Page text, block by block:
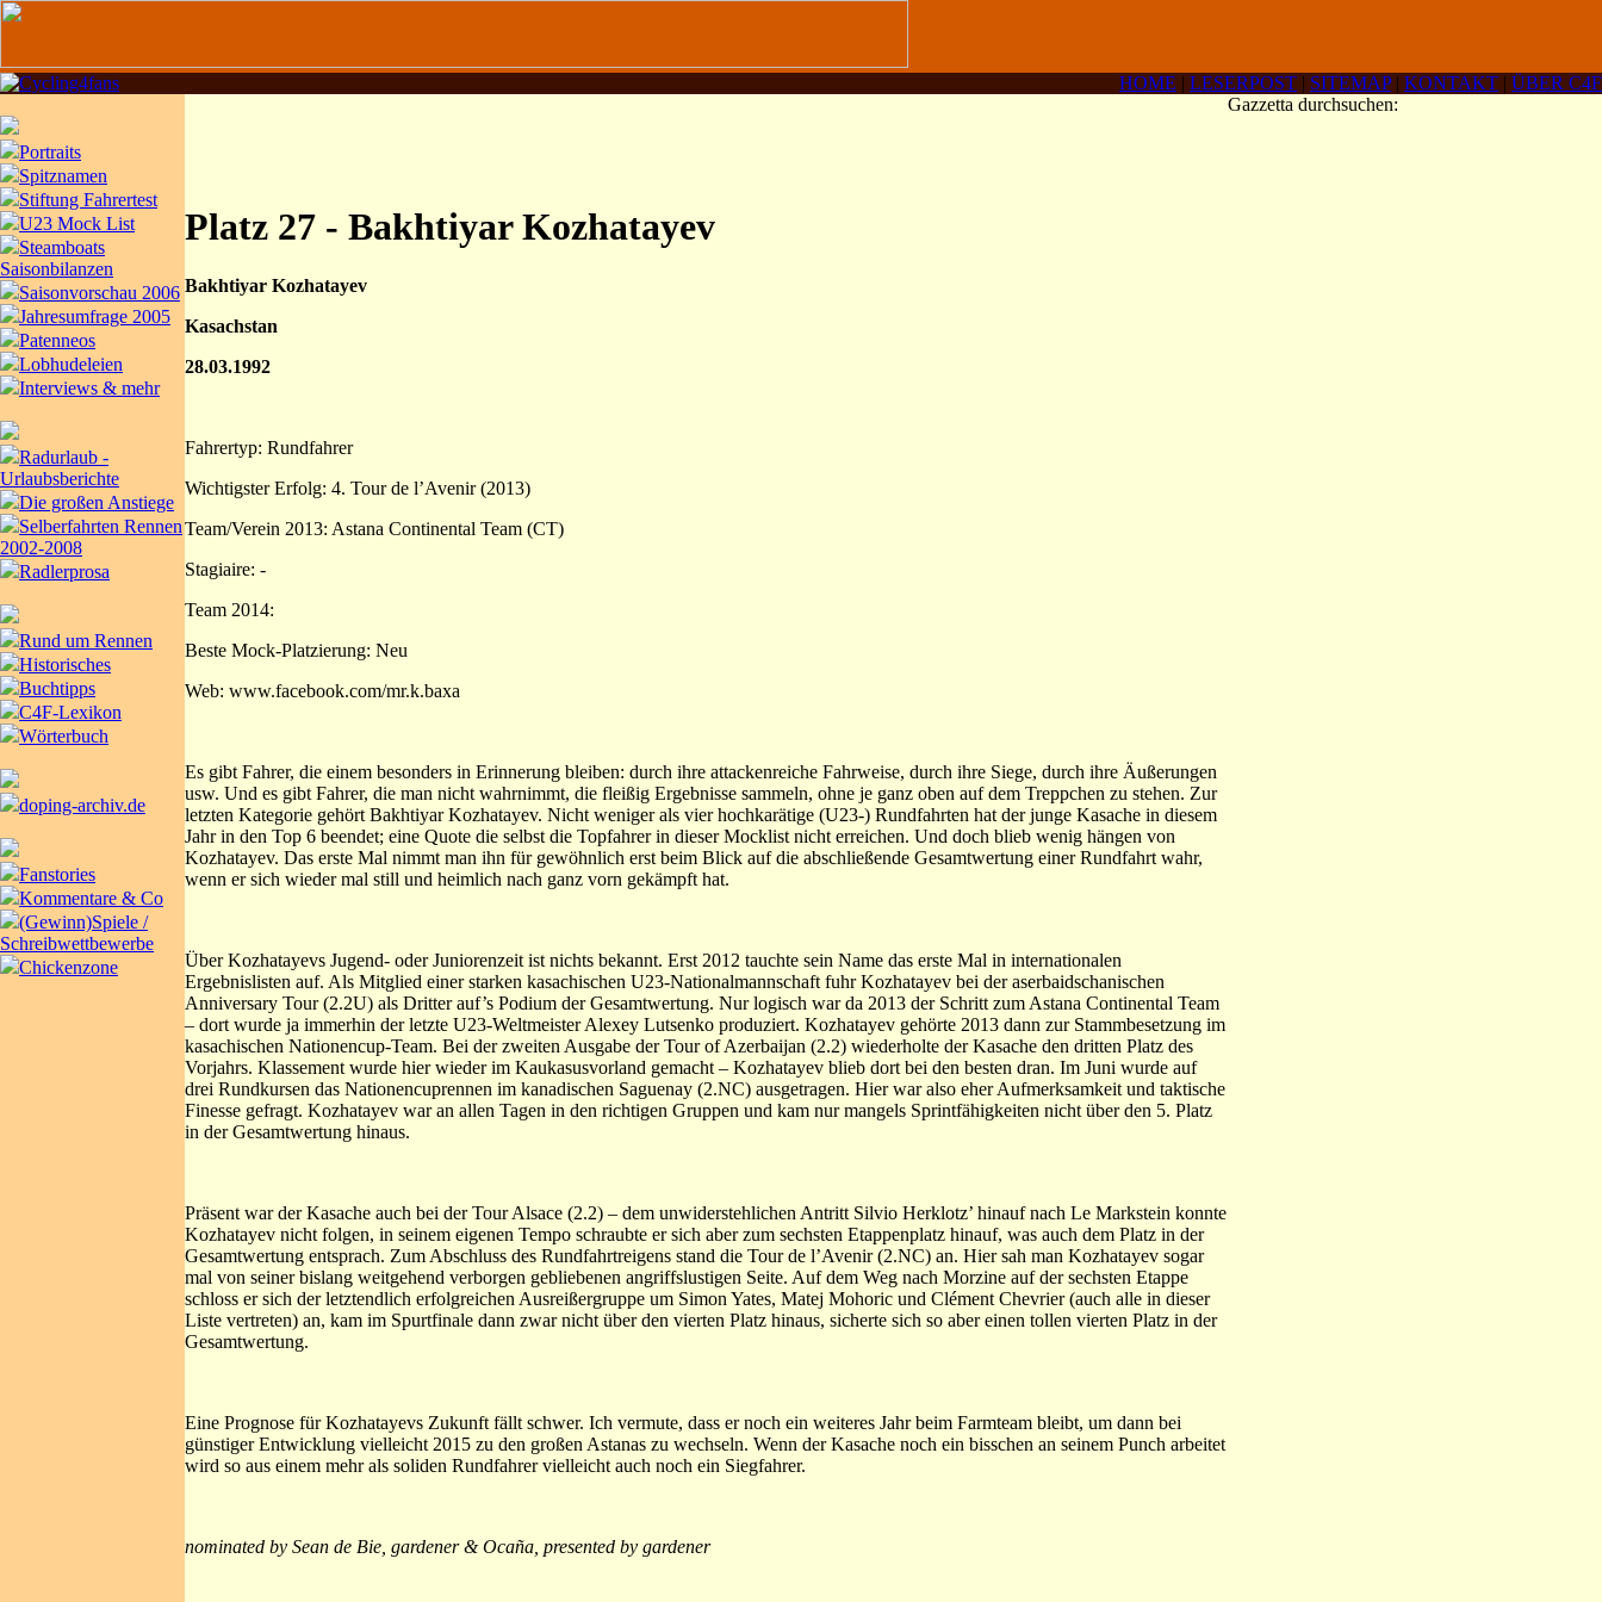
HOME | LESERPOST | SITEMAP| KONTAKT | ÜBER C4F
Portraits
Spitznamen
Stiftung Fahrertest
U23 Mock List
Steamboats
Saisonbilanzen
Saisonvorschau 2006
Jahresumfrage 2005
Patenneos
Lobhudeleien
Interviews & mehr
Radurlaub -
Urlaubsberichte
Die großen Anstiege
Selberfahrten Rennen
2002-2008
Radlerprosa
Rund um Rennen
Historisches
Buchtipps
C4F-Lexikon
Wörterbuch
doping-archiv.de
Fanstories
Kommentare & Co
(Gewinn)Spiele /
Schreibwettbewerbe
Chickenzone
Platz 27 - Bakhtiyar Kozhatayev
Bakhtiyar Kozhatayev
Kasachstan
28.03.1992
Fahrertyp: Rundfahrer
Wichtigster Erfolg: 4. Tour de l’Avenir (2013)
Team/Verein 2013: Astana Continental Team (CT)
Stagiaire: -
Team 2014:
Beste Mock-Platzierung: Neu
Web: www.facebook.com/mr.k.baxa
Es gibt Fahrer, die einem besonders in Erinnerung bleiben: durch ihre attackenreiche Fahrweise, durch ihre Siege, durch ihre Äußerungen
usw. Und es gibt Fahrer, die man nicht wahrnimmt, die fleißig Ergebnisse sammeln, ohne je ganz oben auf dem Treppchen zu stehen. Zur
letzten Kategorie gehört Bakhtiyar Kozhatayev. Nicht weniger als vier hochkarätige (U23-) Rundfahrten hat der junge Kasache in diesem
Jahr in den Top 6 beendet; eine Quote die selbst die Topfahrer in dieser Mocklist nicht erreichen. Und doch blieb wenig hängen von
Kozhatayev. Das erste Mal nimmt man ihn für gewöhnlich erst beim Blick auf die abschließende Gesamtwertung einer Rundfahrt wahr,
wenn er sich wieder mal still und heimlich nach ganz vorn gekämpft hat.
Über Kozhatayevs Jugend- oder Juniorenzeit ist nichts bekannt. Erst 2012 tauchte sein Name das erste Mal in internationalen
Ergebnislisten auf. Als Mitglied einer starken kasachischen U23-Nationalmannschaft fuhr Kozhatayev bei der aserbaidschanischen
Anniversary Tour (2.2U) als Dritter auf’s Podium der Gesamtwertung. Nur logisch war da 2013 der Schritt zum Astana Continental Team
– dort wurde ja immerhin der letzte U23-Weltmeister Alexey Lutsenko produziert. Kozhatayev gehörte 2013 dann zur Stammbesetzung im
kasachischen Nationencup-Team. Bei der zweiten Ausgabe der Tour of Azerbaijan (2.2) wiederholte der Kasache den dritten Platz des
Vorjahrs. Klassement wurde hier wieder im Kaukasusvorland gemacht – Kozhatayev blieb dort bei den besten dran. Im Juni wurde auf
drei Rundkursen das Nationencuprennen im kanadischen Saguenay (2.NC) ausgetragen. Hier war also eher Aufmerksamkeit und taktische
Finesse gefragt. Kozhatayev war an allen Tagen in den richtigen Gruppen und kam nur mangels Sprintfähigkeiten nicht über den 5. Platz
in der Gesamtwertung hinaus.
Präsent war der Kasache auch bei der Tour Alsace (2.2) – dem unwiderstehlichen Antritt Silvio Herklotz’ hinauf nach Le Markstein konnte
Kozhatayev nicht folgen, in seinem eigenen Tempo schraubte er sich aber zum sechsten Etappenplatz hinauf, was auch dem Platz in der
Gesamtwertung entsprach. Zum Abschluss des Rundfahrtreigens stand die Tour de l’Avenir (2.NC) an. Hier sah man Kozhatayev sogar
mal von seiner bislang weitgehend verborgen gebliebenen angriffslustigen Seite. Auf dem Weg nach Morzine auf der sechsten Etappe
schloss er sich der letztendlich erfolgreichen Ausreißergruppe um Simon Yates, Matej Mohoric und Clément Chevrier (auch alle in dieser
Liste vertreten) an, kam im Spurtfinale dann zwar nicht über den vierten Platz hinaus, sicherte sich so aber einen tollen vierten Platz in der
Gesamtwertung.
Eine Prognose für Kozhatayevs Zukunft fällt schwer. Ich vermute, dass er noch ein weiteres Jahr beim Farmteam bleibt, um dann bei
günstiger Entwicklung vielleicht 2015 zu den großen Astanas zu wechseln. Wenn der Kasache noch ein bisschen an seinem Punch arbeitet
wird so aus einem mehr als soliden Rundfahrer vielleicht auch noch ein Siegfahrer.
nominated by Sean de Bie, gardener & Ocaña, presented by gardener
Gazzetta durchsuchen: